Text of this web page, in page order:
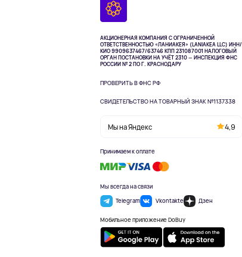
АКЦИОНЕРНАЯ КОМПАНИЯ С ОГРАНИЧЕННОЙ
ОТВЕТСТВЕННОСТЬЮ «ЛАНИАКЕЯ» (LANIAKEA LLC) ИНН/
КИО 9909637467/63746 КПП 231087001НАЛОГОВЫЙ
ОРГАН ПОСТАНОВКИ НА УЧЁТ 2310 — ИНСПЕКЦИЯ ФНС
РОССИИ № 2 ПО Г. КРАСНОДАРУ
ПРОВЕРИТЬ В ФНС РФ
СВИДЕТЕЛЬСТВО НА ТОВАРНЫЙ ЗНАК №1137338
Мы на Яндекс 4,9
Принимаем к оплате
Мы всегда на связи
Telegram
Vkontakte Дзен
Мобильное приложение DoBuy